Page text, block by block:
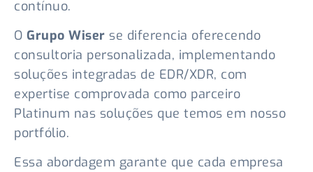
contínuo.
O Grupo Wiser se diferencia oferecendo
consultoria personalizada, implementando
soluções integradas de EDR/XDR, com
expertise comprovada como parceiro
Platinum nas soluções que temos em nosso
portfólio.
Essa abordagem garante que cada empresa